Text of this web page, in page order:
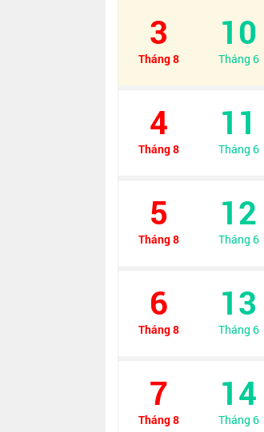
3
Tháng 8
10
Tháng 6
4
Tháng 8
11
Tháng 6
5
Tháng 8
12
Tháng 6
6
Tháng 8
13
Tháng 6
7
Tháng 8
14
Tháng 6